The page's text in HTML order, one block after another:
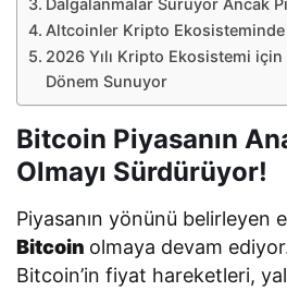
Altcoinler Kripto
2026 Yılı Kripto Ekosistemi
Dönem Sunuyor
Bitcoin Piyasanın
Olmayı Sürdürüyor!
Piyasanın yönünü belirleyen
Bitcoin olmaya devam
Bitcoin’in fiyat hareketleri,